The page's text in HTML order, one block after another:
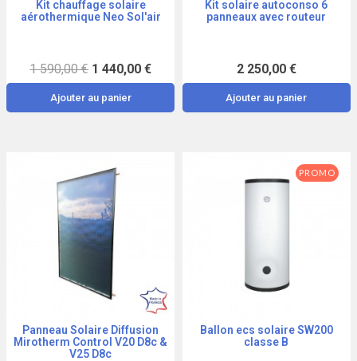
Aperçu
Kit chauffage solaire
aérothermique Neo Sol'air
1 590,00 € 1 440,00 €
Ajouter au panier
Aperçu
Kit solaire autoconso 6
panneaux avec routeur
2 250,00 €
Ajouter au panier
Aperçu
Panneau Solaire Diffusion
Mirotherm Control V20 D8c &
V25 D8c
Aperçu
PROMO
Ballon ecs solaire SW200
classe B